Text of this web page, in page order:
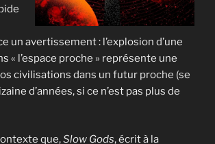
un avertissement : l’explosion d’une
« l’espace proche » représente une
civilisations dans un futur proche (se
d’années, si ce n’est pas plus de
que,Slow Gods, écrit à la